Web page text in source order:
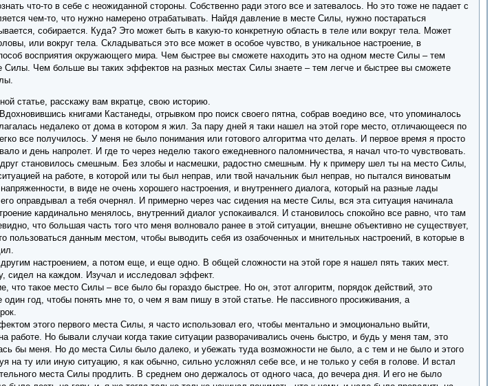
что-то в себе с неожиданной стороны. Собственно ради этого все и затевалось. Но это тоже не падает с
чем-то, что нужно намерено отрабатывать. Найдя давление в месте Силы, нужно постараться
собирается. Куда? Это может быть в какую-то конкретную область в теле или вокруг тела. Может
или вокруг тела. Складываться это все может в особое чувство, в уникальное настроение, в
восприятия окружающего мира. Чем быстрее вы сможете находить это на одном месте Силы – тем
Чем больше вы таких эффектов на разных местах Силы знаете – тем легче и быстрее вы сможете
статье, расскажу вам вкратце, свою историю.
книгами Кастанеды, отрывком про поиск своего пятна, собрав воедино все, что упоминалось
недалеко от дома в котором я жил. За пару дней я таки нашел на этой горе место, отличающееся по
все получилось. У меня не было понимания или готового алгоритма что делать. И первое время я просто
и день напролет. И где то через неделю такого ежедневного паломничества, я начал что-то чувствовать.
становилось смешным. Без злобы и насмешки, радостно смешным. Ну к примеру шел ты на место Силы,
на работе, в которой или ты был неправ, или твой начальник был неправ, но пытался виноватым
в виде не очень хорошего настроения, и внутреннего диалога, который на разные лады
оправдывал а тебя очернял. И примерно через час сидения на месте Силы, вся эта ситуация начинала
кардинально менялось, внутренний диалог успокаивался. И становилось спокойно все равно, что там
что большая часть того что меня волновало ранее в этой ситуации, внешне объективно не существует,
пользоваться данным местом, чтобы выводить себя из озабоченных и мнительных настроений, в которые в
настроением, а потом еще, и еще одно. В общей сложности на этой горе я нашел пять таких мест.
сидел на каждом. Изучал и исследовал эффект.
что такое место Силы – все было бы гораздо быстрее. Но он, этот алгоритм, порядок действий, это
год, чтобы понять мне то, о чем я вам пишу в этой статье. Не пассивного просиживания, а
этого первого места Силы, я часто использовал его, чтобы ментально и эмоционально выйти,
работе. Но бывали случаи когда такие ситуации разворачивались очень быстро, и будь у меня там, это
бы меня. Но до места Силы было далеко, и убежать туда возможности не было, а с тем и не было и этого
на ту или иную ситуацию, я как обычно, сильно усложнял себе все, и не только у себя в голове. И встал
места Силы продлить. В среднем оно держалось от одного часа, до вечера дня. И его не было